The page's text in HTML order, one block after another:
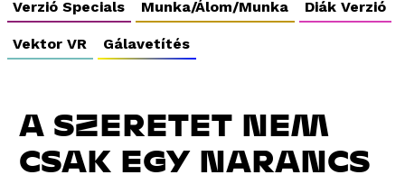
Verzió Specials Munka/Álom/Munka Diák Verzió
Vektor VR Gálavetítés
A SZERETET NEM
CSAK EGY NARANCS